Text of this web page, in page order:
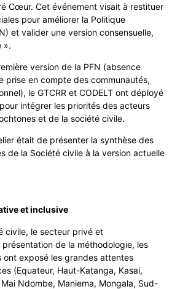
Cœur. Cet événement visait à restituer
pour améliorer la Politique
et valider une version consensuelle,
».
version de la PFN (absence
prise en compte des communautés,
le GTCRR et CODELT ont déployé
intégrer les priorités des acteurs
et de la société civile.
était de présenter la synthèse des
de la Société civile à la version actuelle
et inclusive
civile, le secteur privé et
présentation de la méthodologie, les
exposé les grandes attentes
(Equateur, Haut-Katanga, Kasai,
Ndombe, Maniema, Mongala, Sud-